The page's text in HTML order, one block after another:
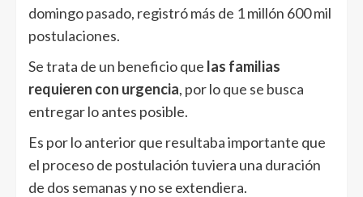
domingo pasado, registró más de 1 millón 600 mil
postulaciones.
Se trata de un beneficio que las familias
requieren con urgencia, por lo que se busca
entregar lo antes posible.
Es por lo anterior que resultaba importante que
el proceso de postulación tuviera una duración
de dos semanas y no se extendiera.